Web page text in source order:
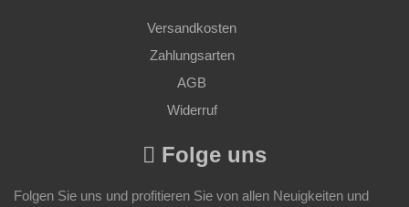
Versandkosten
Zahlungsarten
AGB
Widerruf
Folge uns
Folgen Sie uns und profitieren Sie von allen Neuigkeiten und